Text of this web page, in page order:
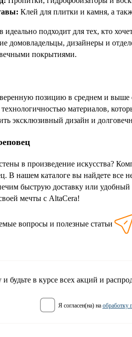
Клей для плитки и камня, а
идеально подходит для тех, кто
домовладельцы, дизайнеры и
покрытиями.
позицию в среднем и
материалов,
эксклюзивный дизайн и
в произведение искусства?
В нашем каталоге вы найдете все
быструю доставку или
мечты с AltaCera!
вопросы и полезные статьи
будьте в курсе всех акций и
я согласен(на) на обработку